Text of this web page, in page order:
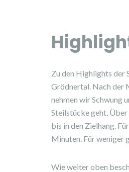
Zu den Highlights der
Grödnertal. Nach der
nehmen wir Schwung
Steilstücke geht.
bis in den Zielhang.
Minuten. Für weniger
Wie weiter oben